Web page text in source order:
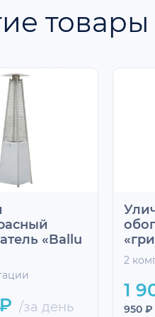
товары
«Ballu
/за день
2
1
950 ₽